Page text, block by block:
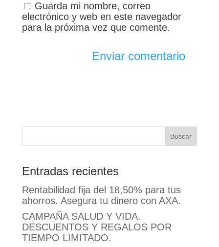
Guarda mi nombre, correo
electrónico y web en este navegador
para la próxima vez que comente.
Entradas recientes
Rentabilidad fija del 18,50% para tus
ahorros. Asegura tu dinero con AXA.
CAMPAÑA SALUD Y VIDA.
DESCUENTOS Y REGALOS POR
TIEMPO LIMITADO.